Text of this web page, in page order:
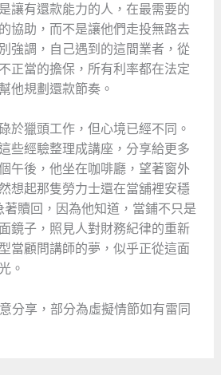
讓有還款能力的人，在最需要的
協助，而不是讓他們走投無路去
強調，自己遇到的這間業者，從
正當的擔保，所有利率都在法定
他規劃還款節奏。
於獵頭工作，但心境已經不同。
些經驗整理成講座，分享給更多
午後，他坐在咖啡廳，望著窗外
想起那隻勞力士還在當舖裡安穩
贖回，因為他知道，當鋪不只是
鏡子，照見人對財務紀律的重新
當顧問講師的夢，似乎正從這面
。
分享，部分為虛擬情節如有雷同